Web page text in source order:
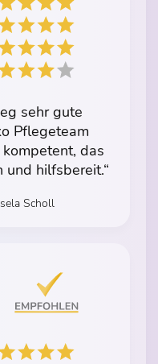
sehr gute
Pflegeteam
das
und hilfsbereit.“
Scholl